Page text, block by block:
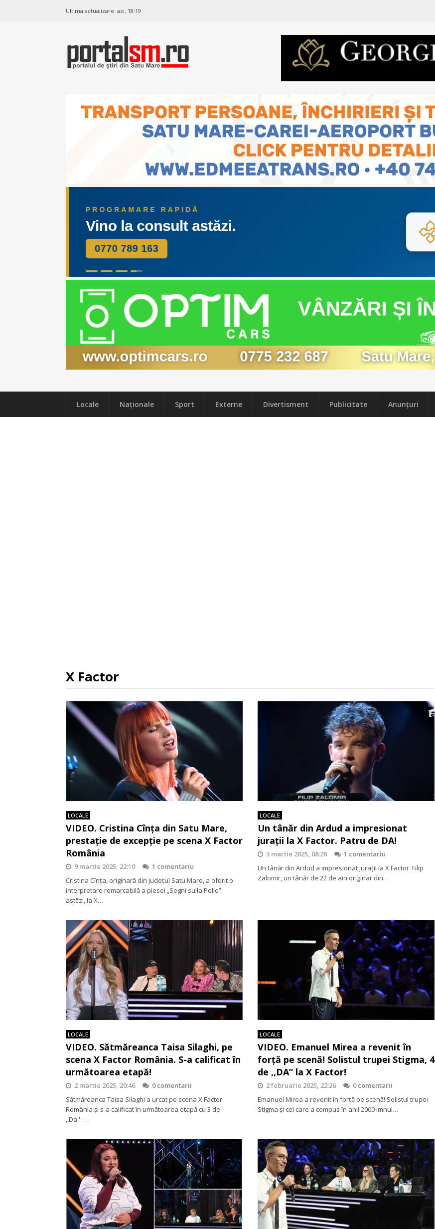
Ultima actualizare: azi, 18:19
Locale Naţionale Sport Externe Divertisment Publicitate Anunțuri
X Factor
LOCALE
VIDEO. Cristina Cînța din Satu Mare,
prestație de excepție pe scena X Factor
România
9 martie 2025, 22:10
1 comentariu
Cristina Cînța, originară din județul Satu Mare, a oferit o
interpretare remarcabilă a piesei „Segni sulla Pelle”,
astăzi, la X…
LOCALE
Un tânăr din Ardud a impresionat
jurații la X Factor. Patru de DA!
3 martie 2025, 08:26
1 comentariu
Un tânăr din Ardud a impresionat jurații la X Factor. Filip
Zalomir, un tânăr de 22 de ani originar din…
LOCALE
VIDEO. Sătmăreanca Taisa Silaghi, pe
scena X Factor România. S-a calificat în
următoarea etapă!
2 martie 2025, 20:46
0 comentarii
Sătmăreanca Taisa Silaghi a urcat pe scena X Factor
România și s-a calificat în următoarea etapă cu 3 de
,,Da''. …
LOCALE
VIDEO. Emanuel Mirea a revenit în
forță pe scenă! Solistul trupei Stigma, 4
de ,,DA” la X Factor!
2 februarie 2025, 22:26
0 comentarii
Emanuel Mirea a revenit în forță pe scenă! Solistul trupei
Stigma și cel care a compus în anii 2000 imnul…